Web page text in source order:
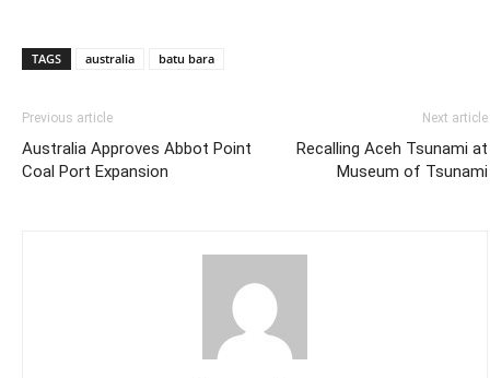
TAGS australia batu bara
Previous article
Australia Approves Abbot Point
Coal Port Expansion
Next article
Recalling Aceh Tsunami at
Museum of Tsunami